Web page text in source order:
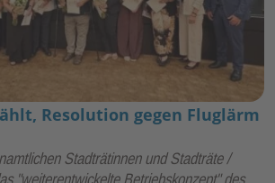
Resolution gegen Fluglärm
Stadträtinnen und Stadträte /
"weiterentwickelte Betriebskonzept" des